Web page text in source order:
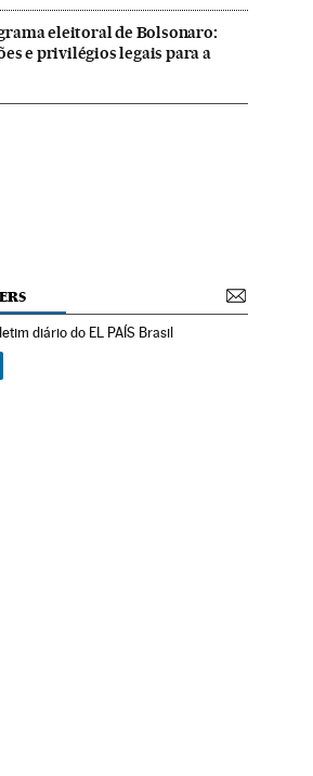
eleitoral de Bolsonaro:
e privilégios legais para a
diário do EL PAÍS Brasil